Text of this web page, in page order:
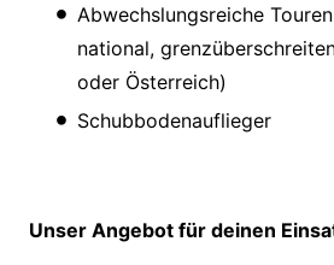
Abwechslungsreiche
national,
oder Österreich)
Schubbodenauflieger
Unser Angebot für deinen